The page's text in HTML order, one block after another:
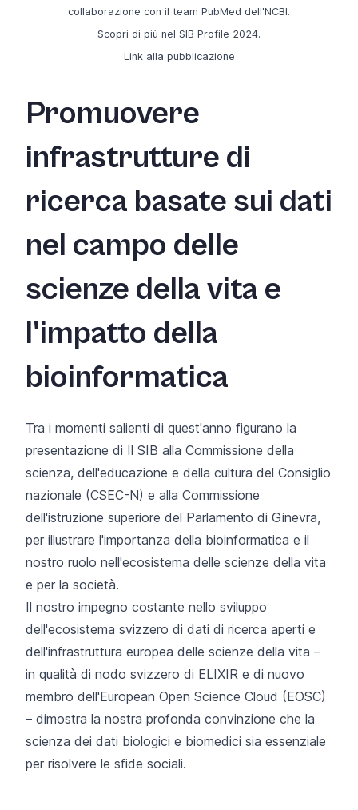
collaborazione con il team PubMed dell'NCBI.
Scopri di più nel SIB Profile 2024.
Link alla pubblicazione
Promuovere
infrastrutture di
ricerca basate sui dati
nel campo delle
scienze della vita e
l'impatto della
bioinformatica
Tra i momenti salienti di quest'anno figurano la
presentazione di Il SIB alla Commissione della
scienza, dell'educazione e della cultura del Consiglio
nazionale (CSEC-N) e alla Commissione
dell'istruzione superiore del Parlamento di Ginevra,
per illustrare l'importanza della bioinformatica e il
nostro ruolo nell'ecosistema delle scienze della vita
e per la società.
Il nostro impegno costante nello sviluppo
dell'ecosistema svizzero di dati di ricerca aperti e
dell'infrastruttura europea delle scienze della vita –
in qualità di nodo svizzero di ELIXIR e di nuovo
membro dell'European Open Science Cloud (EOSC)
– dimostra la nostra profonda convinzione che la
scienza dei dati biologici e biomedici sia essenziale
per risolvere le sfide sociali.